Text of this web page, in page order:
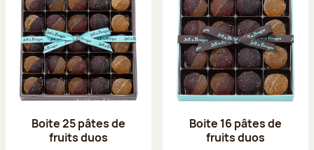
Boite 25 pâtes de
fruits duos
Boite 16 pâtes de
fruits duos